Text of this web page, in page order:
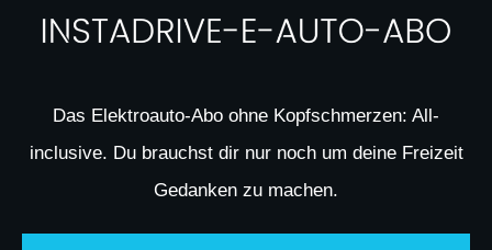
Das Elektroauto-Abo ohne Kopfschmerzen: All-
inclusive. Du brauchst dir nur noch um deine Freizeit
Gedanken zu machen.